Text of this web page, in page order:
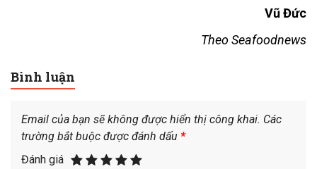
Vũ Đức
Theo Seafoodnews
Bình luận
Email của bạn sẽ không được hiển thị công khai. Các
trường bắt buộc được đánh dấu *
Đánh giá